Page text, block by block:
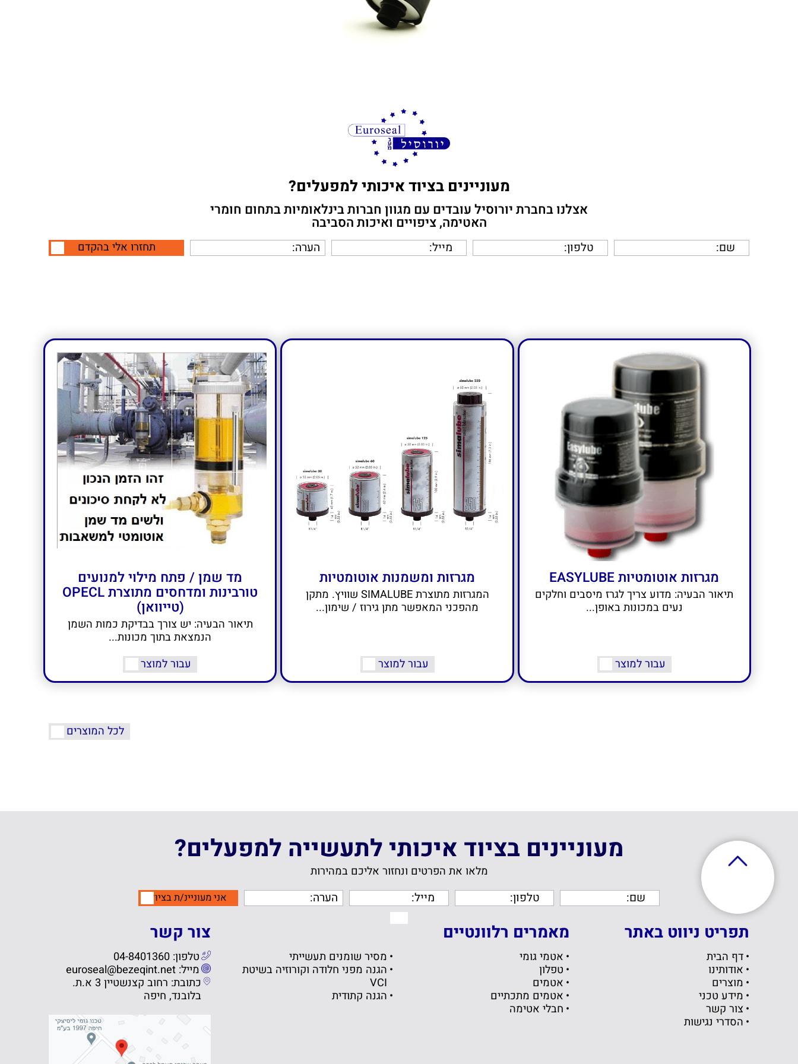
מעוניינים בציוד איכותי למפעלים?
אצלנו בחברת יורוסיל עובדים עם מגוון חברות בינלאומיות בתחום חומרי
האטימה, ציפויים ואיכות הסביבה
תחזרו אלי בהקדם
מגרזות אוטומטיות EASYLUBE
תיאור הבעיה: מדוע צריך לגרז מיסבים וחלקים
נעים במכונות באופן...
עבור למוצר
מגרזות ומשמנות אוטומטיות
המגרזות מתוצרת SIMALUBE שוויץ. מתקן
מהפכני המאפשר מתן גירוז / שימון...
עבור למוצר
מד שמן / פתח מילוי למנועים
טורבינות ומדחסים מתוצרת OPECL
(טייוואן)
תיאור הבעיה: יש צורך בבדיקת כמות השמן
הנמצאת בתוך מכונות...
עבור למוצר
לכל המוצרים
מעוניינים בציוד איכותי לתעשייה למפעלים?
מלאו את הפרטים ונחזור אליכם במהירות
אני מעוניינ/ת בציוד
תפריט ניווט באתר
דף הבית
אודותינו
מוצרים
מידע טכני
צור קשר
הסדרי נגישות
מאמרים רלוונטיים
אטמי גומי
טפלון
אטמים
אטמים מתכתיים
חבלי אטימה
מסיר שומנים תעשייתי
הגנה מפני חלודה וקורוזיה בשיטת
VCI
הגנה קתודית
צור קשר
טלפון: 04-8401360
מייל: euroseal@bezeqint.net
כתובת: רחוב קצנשטיין 3 א.ת.
בלובנד, חיפה